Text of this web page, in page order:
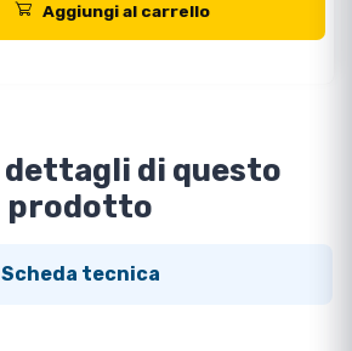
Aggiungi al carrello
di questo
prodotto
Scheda tecnica